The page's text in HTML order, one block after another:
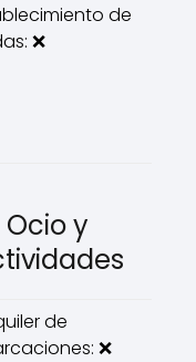
de
❌
Ocio y
de
❌